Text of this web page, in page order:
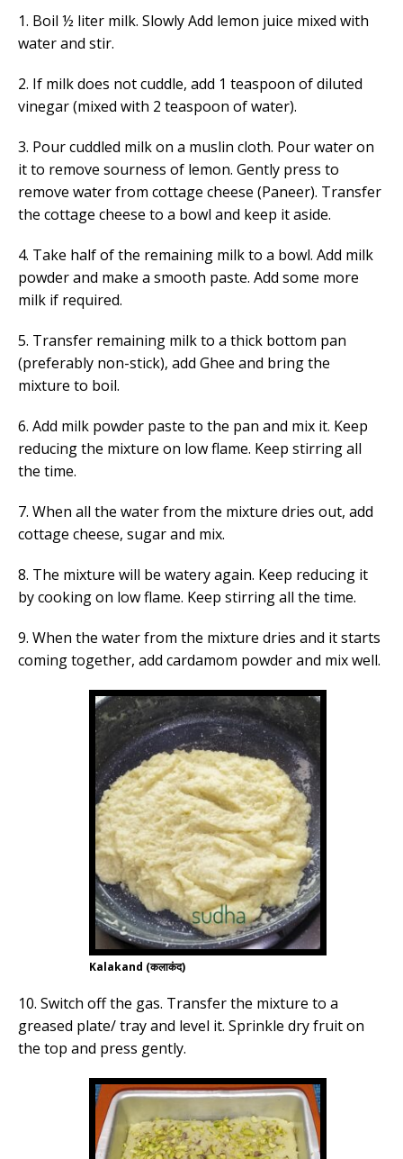
1. Boil ½ liter milk. Slowly Add lemon juice mixed with
water and stir.
2. If milk does not cuddle, add 1 teaspoon of diluted
vinegar (mixed with 2 teaspoon of water).
3. Pour cuddled milk on a muslin cloth. Pour water on
it to remove sourness of lemon. Gently press to
remove water from cottage cheese (Paneer). Transfer
the cottage cheese to a bowl and keep it aside.
4. Take half of the remaining milk to a bowl. Add milk
powder and make a smooth paste. Add some more
milk if required.
5. Transfer remaining milkto a thick bottom pan
(preferably non-stick), add Ghee and bring the
mixture to boil.
6. Add milk powder paste to the pan and mix it. Keep
reducing the mixture on low flame. Keep stirring all
the time.
7. When all the water from the mixture dries out, add
cottage cheese, sugar and mix.
8. The mixture will be watery again. Keep reducing it
by cooking on low flame. Keep stirring all the time.
9. When the water from the mixture dries and it starts
coming together, add cardamom powder and mix well.
Kalakand (कलाकंद)
10. Switch off the gas. Transfer the mixture to a
greased plate/ tray and level it. Sprinkle dry fruit on
the top and press gently.